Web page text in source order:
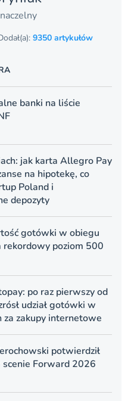
9350 artykułów
banki na liście
jak karta Allegro Pay
na hipotekę, co
Poland i
depozyty
gotówki w obiegu
rekordowy poziom 500
po raz pierwszy od
udział gotówki w
za zakupy internetowe
potwierdził
scenie Forward 2026